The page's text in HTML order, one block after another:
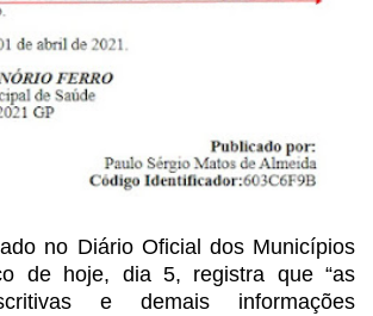
no DiárioOficial dos Municípios
de hoje, dia 5, registra que “as
e demais informações